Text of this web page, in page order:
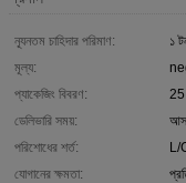
ন্যূনতম চাহিদার পরিমাণ:
১
মূল্য:
প্যাকেজিং বিবরণ:
25
ডেলিভারি সময়:
পরিশোধের শর্ত:
L/
যোগানের ক্ষমতা: